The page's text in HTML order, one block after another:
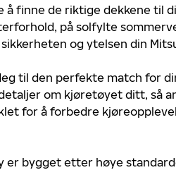
finne de riktige dekkene til
på solfylte
og ytelsen din
til den perfekte match for
om kjøretøyet ditt, så
for å forbedre
er bygget etter høye